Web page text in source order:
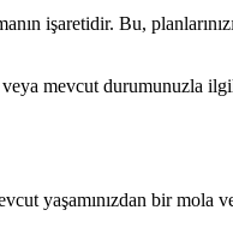
işaretidir. Bu,
mevcut durumunuzla
yaşamınızdan bir mola